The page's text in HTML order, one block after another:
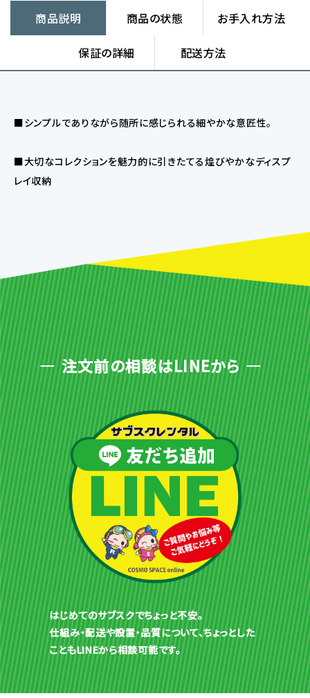
商品説明 商品の状態 お手入れ方法
保証の詳細 配送方法
■シンプルでありながら随所に感じられる細やかな意匠性。
■大切なコレクションを魅力的に引きたてる煌びやかなディスプ
レイ収納
注文前の相談はLINEから
はじめてのサブスクでちょっと不安。
仕組み・配送や設置・品質について、ちょっとした
こともLINEから相談可能です。